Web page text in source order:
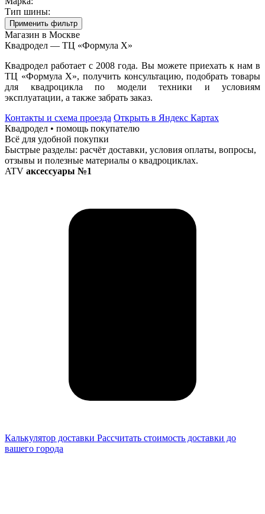
Тип шины:
Применить фильтр
Магазин в Москве
Квадродел — ТЦ «Формула Х»
Квадродел работает с 2008 года. Вы можете приехать к нам в
ТЦ «Формула Х», получить консультацию, подобрать товары
для квадроцикла по модели техники и условиям
эксплуатации, а также забрать заказ.
Контакты и схема проезда Открыть в Яндекс Картах
Квадродел • помощь покупателю
Всё для удобной покупки
Быстрые разделы: расчёт доставки, условия оплаты, вопросы,
отзывы и полезные материалы о квадроциклах.
ATV аксессуары №1
Калькулятор доставки Рассчитать стоимость доставки до
вашего города